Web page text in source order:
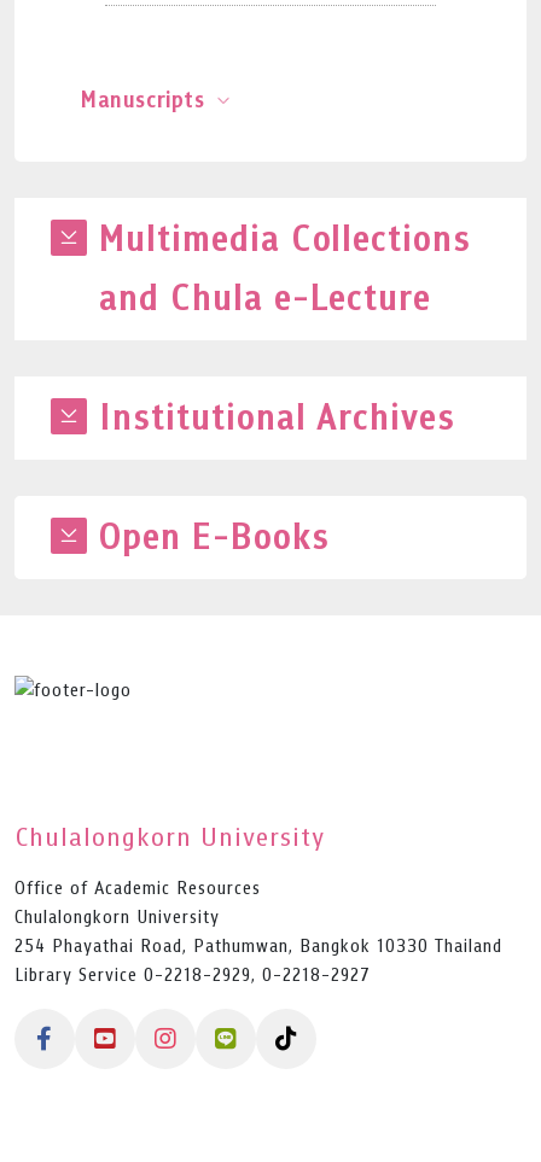
Manuscripts
Multimedia Collections
and Chula e-Lecture
Institutional Archives
Open E-Books
Chulalongkorn University
Office of Academic Resources
Chulalongkorn University
254 Phayathai Road, Pathumwan, Bangkok 10330 Thailand
Library Service 0-2218-2929, 0-2218-2927